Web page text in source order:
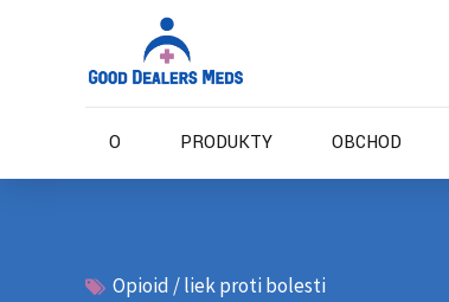
O PRODUKTY OBCHOD
Opioid / liek proti bolesti